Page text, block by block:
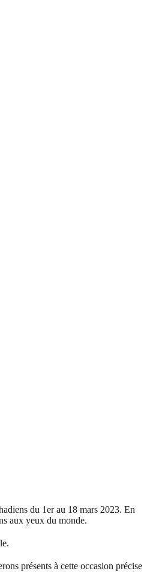
du 1er au 18 mars 2023. En
aux yeux du monde.
présents à cette occasion précise